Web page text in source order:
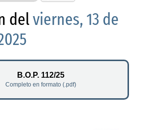
delviernes, 13 de
B.O.P. 112/25
Completo en formato (.pdf)